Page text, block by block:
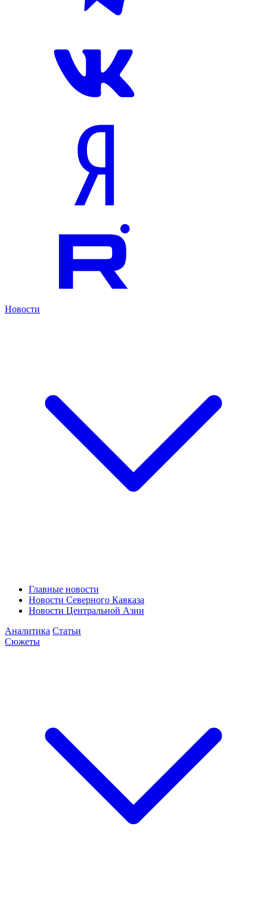
Новости
Главные новости
Новости Северного Кавказа
Новости Центральной Азии
Аналитика Статьи
Сюжеты